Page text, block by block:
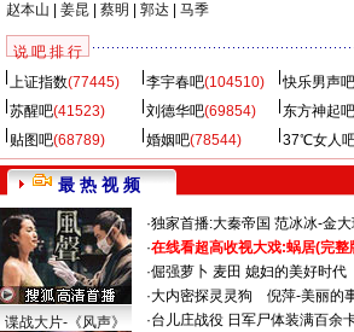
赵本山
姜昆| 蔡明 郭达| 马季
说 吧 排 行
上证指数(77445) 李宇春吧(104510) 快乐男声吧
苏醒吧(41523) 刘德华吧(69854) 东方神起吧
贴图吧(68789) 婚姻吧(78544) 37℃女人
最 热 视 频
谍战大片-《风声》
·独家首播:大秦帝国 范冰冰-金大
·在线看超高收视大戏:蜗居(完整
·倔强萝卜 麦田 媳妇的美好时代
·大内密探灵灵狗
倪萍-美丽的
·台儿庄战役 日军尸体装满百余